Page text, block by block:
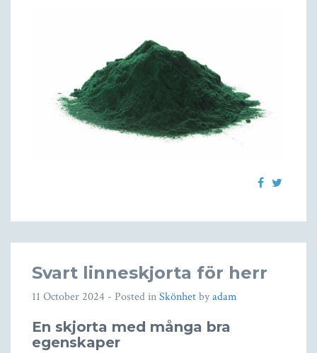
Svart linneskjorta för herr
11 October 2024 - Posted inSkönhetbyadam
En skjorta med många bra
egenskaper